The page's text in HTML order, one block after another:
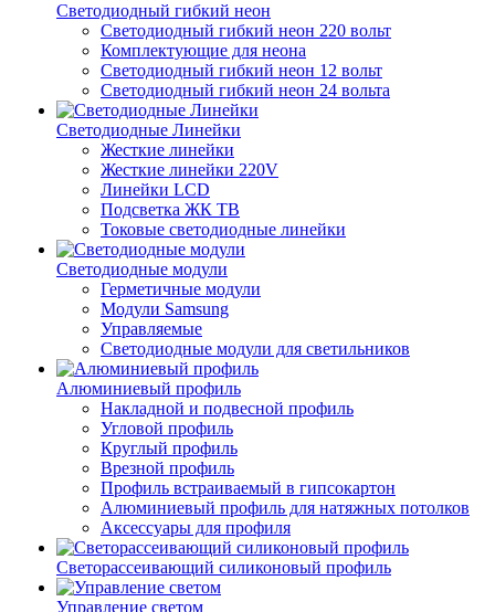
Светодиодный гибкий неон
Светодиодный гибкий неон 220 вольт
Комплектующие для неона
Светодиодный гибкий неон 12 вольт
Светодиодный гибкий неон 24 вольта
Светодиодные Линейки
Жесткие линейки
Жесткие линейки 220V
Линейки LCD
Подсветка ЖК ТВ
Токовые светодиодные линейки
Светодиодные модули
Герметичные модули
Модули Samsung
Управляемые
Светодиодные модули для светильников
Алюминиевый профиль
Накладной и подвесной профиль
Угловой профиль
Круглый профиль
Врезной профиль
Профиль встраиваемый в гипсокартон
Алюминиевый профиль для натяжных потолков
Аксессуары для профиля
Светорассеивающий силиконовый профиль
Управление светом